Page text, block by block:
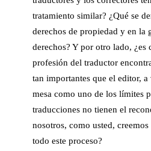
tratamiento similar? ¿Qué se
derechos de propiedad y en la
derechos? Y por otro lado, ¿es
profesión del traductor
tan importantes que el editor,
mesa como uno de los límites
traducciones no tienen el
nosotros, como usted,
todo este proceso?